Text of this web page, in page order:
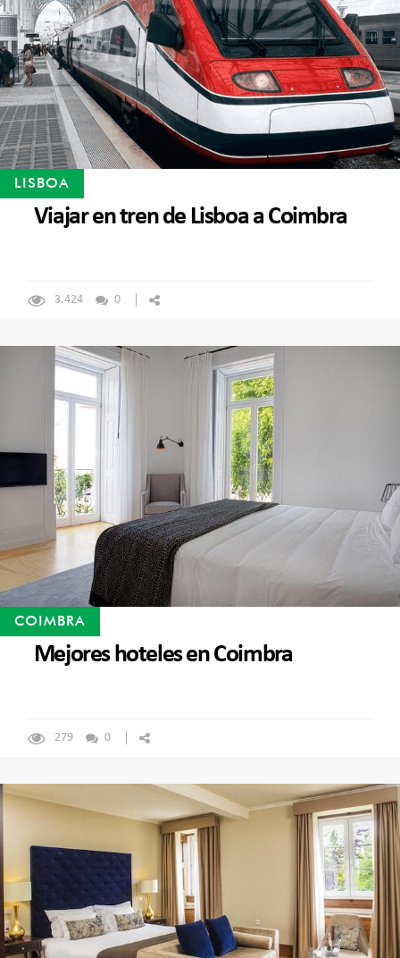
LISBOA
Viajar en tren de Lisboa a Coimbra
3.424 0
COIMBRA
Mejores hoteles en Coimbra
279 0